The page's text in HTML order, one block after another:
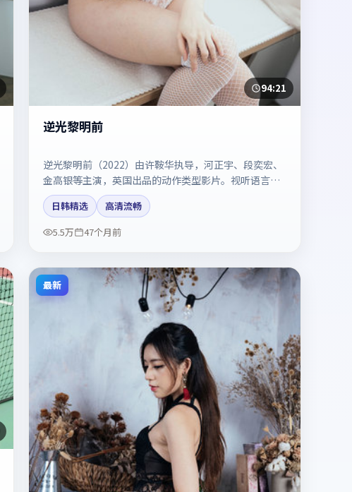
94:21
逆光黎明前
逆光黎明前（2022）由许鞍华执导，河正宇、段奕宏、
金高银等主演，英国出品的动作类型影片。视听语言成
熟，具备院线质感。剧情简介与主创信息可供检索参
考，上映日期以片方资料为准。
日韩精选
高清流畅
5.5万
47个月前
最新